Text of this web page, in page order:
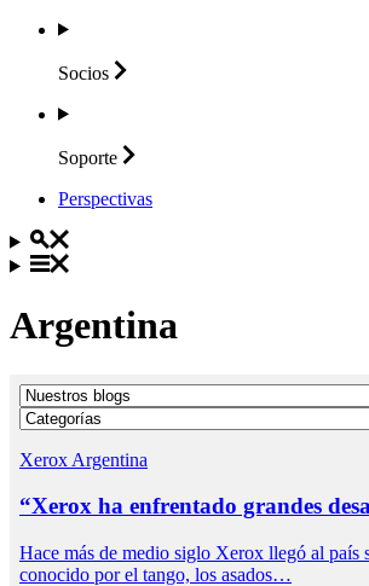
Socios
Soporte
Perspectivas
Argentina
Xerox Argentina
“Xerox ha enfrentado grandes
Hace más de medio siglo Xerox llegó al país
conocido por el tango, los asados…